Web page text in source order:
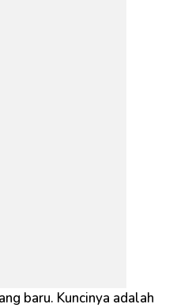
baru. Kuncinya adalah